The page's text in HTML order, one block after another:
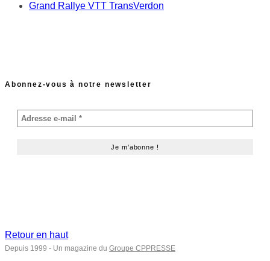
Grand Rallye VTT TransVerdon
Abonnez-vous à notre newsletter
Retour en haut
Depuis 1999 - Un magazine du Groupe CPPRESSE